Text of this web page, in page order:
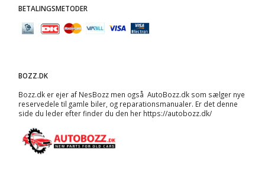
BETALINGSMETODER
BOZZ.DK
Bozz.dk er ejer af NesBozz men også AutoBozz.dk som sælger nye
reservedele til gamle biler, og reparationsmanualer. Er det denne
side du leder efter finder du den her https://autobozz.dk/